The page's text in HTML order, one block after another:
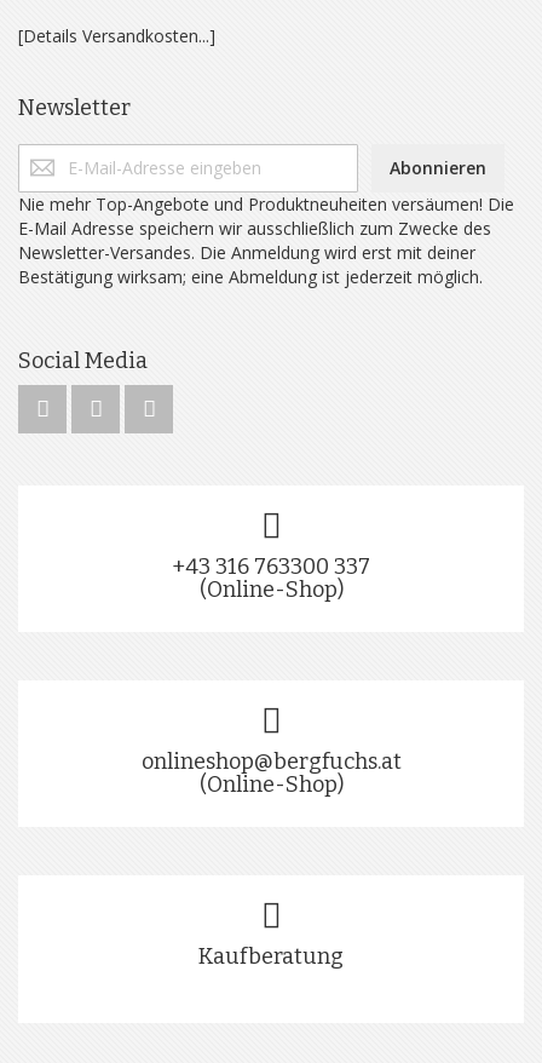
[Details Versandkosten...]
Newsletter
Abonnieren
Nie mehr Top-Angebote und Produktneuheiten versäumen! Die
E-Mail Adresse speichern wir ausschließlich zum Zwecke des
Newsletter-Versandes. Die Anmeldung wird erst mit deiner
Bestätigung wirksam; eine Abmeldung ist jederzeit möglich.
Social Media
+43 316 763300 337
(Online-Shop)
onlineshop@bergfuchs.at
(Online-Shop)
Kaufberatung